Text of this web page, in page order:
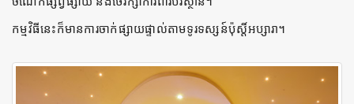
កម្មវិធីនេះក៏មានការចាក់ផ្សាយផ្ទាល់តាមទូរទស្សន៍ប៉ុស្តិ៍អប្សារា។